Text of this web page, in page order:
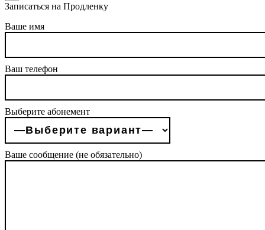
Записаться на Продленку
Ваше имя
Ваш телефон
Выберите абонемент
Ваше сообщение (не обязательно)